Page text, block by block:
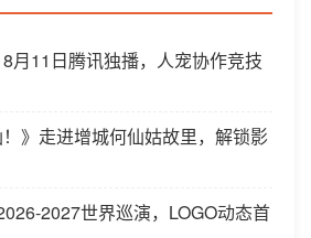
8月11日腾讯独播，人宠协作竞技
》走进增城何仙姑故里，解锁影
2027世界巡演，LOGO动态首